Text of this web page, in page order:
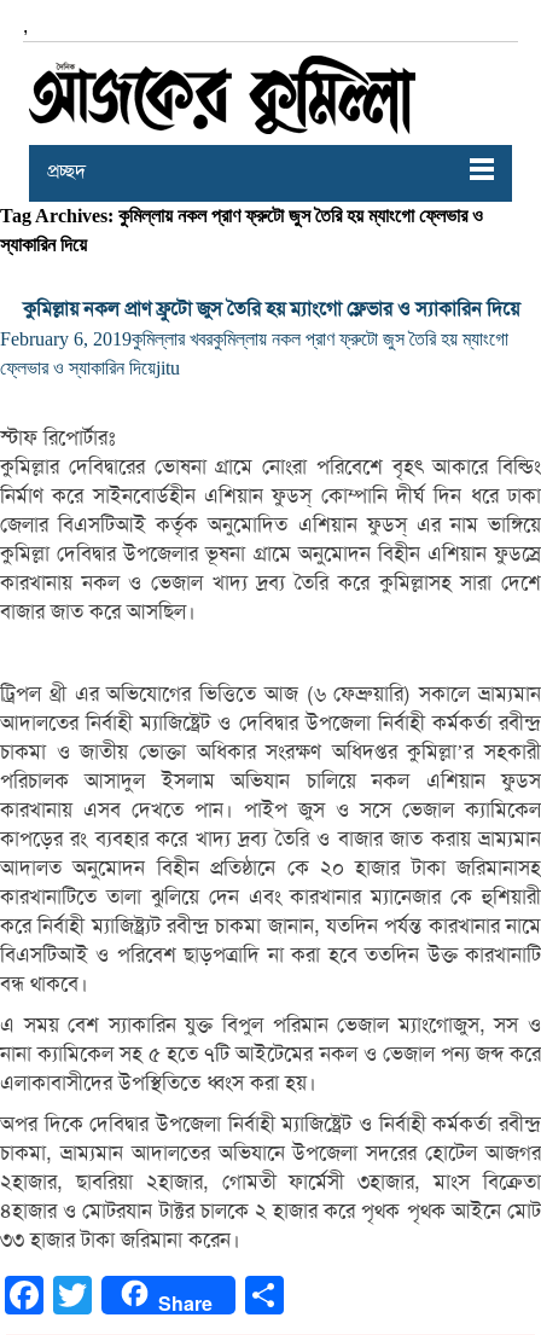
,
প্রচ্ছদ
Tag Archives: কুমিল্লায় নকল প্রাণ ফ্রুটো জুস তৈরি হয় ম্যাংগো ফ্লেভার ও
স্যাকারিন দিয়ে
কুমিল্লায় নকল প্রাণ ফ্রুটো জুস তৈরি হয় ম্যাংগো ফ্লেভার ও স্যাকারিন দিয়ে
February 6, 2019কুমিল্লার খবরকুমিল্লায় নকল প্রাণ ফ্রুটো জুস তৈরি হয় ম্যাংগো
ফ্লেভার ও স্যাকারিন দিয়েjitu
স্টাফ রিপোর্টারঃ
কুমিল্লার দেবিদ্বারের ভোষনা গ্রামে নোংরা পরিবেশে বৃহৎ আকারে বিল্ডিং
নির্মাণ করে সাইনবোর্ডহীন এশিয়ান ফুডস্ কোম্পানি দীর্ঘ দিন ধরে ঢাকা
জেলার বিএসটিআই কর্তৃক অনুমোদিত এশিয়ান ফুডস্ এর নাম ভাঙ্গিয়ে
কুমিল্লা দেবিদ্বার উপজেলার ভূষনা গ্রামে অনুমোদন বিহীন এশিয়ান ফুডস্রে
কারখানায় নকল ও ভেজাল খাদ্য দ্রব্য তৈরি করে কুমিল্লাসহ সারা দেশে
বাজার জাত করে আসছিল।
ট্রিপল থ্রী এর অভিযোগের ভিত্তিতে আজ (৬ ফেব্রুয়ারি) সকালে ভ্রাম্যমান
আদালতের নির্বাহী ম্যাজিষ্ট্রেট ও দেবিদ্বার উপজেলা নির্বাহী কর্মকর্তা রবীন্দ্র
চাকমা ও জাতীয় ভোক্তা অধিকার সংরক্ষণ অধিদপ্তর কুমিল্লা’র সহকারী
পরিচালক আসাদুল ইসলাম অভিযান চালিয়ে নকল এশিয়ান ফুডস
কারখানায় এসব দেখতে পান। পাইপ জুস ও সসে ভেজাল ক্যামিকেল
কাপড়ের রং ব্যবহার করে খাদ্য দ্রব্য তৈরি ও বাজার জাত করায় ভ্রাম্যমান
আদালত অনুমোদন বিহীন প্রতিষ্ঠানে কে ২০ হাজার টাকা জরিমানাসহ
কারখানাটিতে তালা ঝুলিয়ে দেন এবং কারখানার ম্যানেজার কে হুশিয়ারী
করে নির্বাহী ম্যাজিষ্ট্র্যট রবীন্দ্র চাকমা জানান, যতদিন পর্যন্ত কারখানার নামে
বিএসটিআই ও পরিবেশ ছাড়পত্রাদি না করা হবে ততদিন উক্ত কারখানাটি
বন্ধ থাকবে।
এ সময় বেশ স্যাকারিন যুক্ত বিপুল পরিমান ভেজাল ম্যাংগোজুস, সস ও
নানা ক্যামিকেল সহ ৫ হতে ৭টি আইটেমের নকল ও ভেজাল পন্য জব্দ করে
এলাকাবাসীদের উপস্থিতিতে ধ্বংস করা হয়।
অপর দিকে দেবিদ্বার উপজেলা নির্বাহী ম্যাজিষ্ট্রেট ও নির্বাহী কর্মকর্তা রবীন্দ্র
চাকমা, ভ্রাম্যমান আদালতের অভিযানে উপজেলা সদরের হোটেল আজগর
২হাজার, ছাবরিয়া ২হাজার, গোমতী ফার্মেসী ৩হাজার, মাংস বিক্রেতা
৪হাজার ও মোটরযান টাক্টর চালকে ২ হাজার করে পৃথক পৃথক আইনে মোট
৩৩ হাজার টাকা জরিমানা করেন।
FacebookTwitter Share